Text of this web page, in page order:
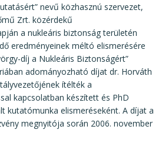
nevű közhasznú szervezet,
Zrt. közérdekű
a nukleáris biztonság területén
eredményeinek méltó elismerésére
díj a Nukleáris Biztonságért”
adományozható díjat dr. Horváth
ítélték a
kapcsolatban készített és PhD
kutatómunka elismeréseként. A díjat a
megnyitója során 2006. november